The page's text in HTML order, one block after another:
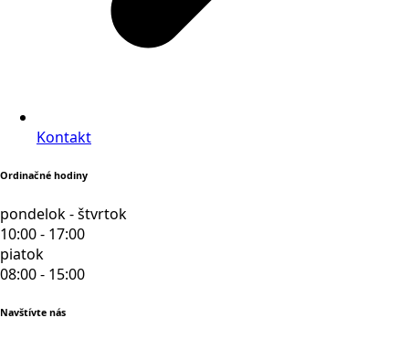
Kontakt
Ordinačné hodiny
pondelok - štvrtok
10:00 - 17:00
piatok
08:00 - 15:00
Navštívte nás